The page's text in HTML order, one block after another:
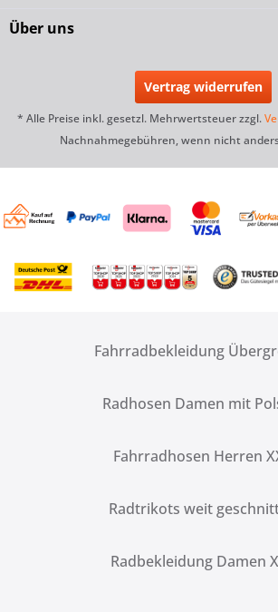
Über uns
Vertrag widerrufen
* Alle Preise inkl. gesetzl. Mehrwertsteuer zzgl.
Nachnahmegebühren, wenn nicht
Fahrradbekleidung
Radhosen Damen mit
Fahrradhosen Herren
Radtrikots weit
Radbekleidung Damen